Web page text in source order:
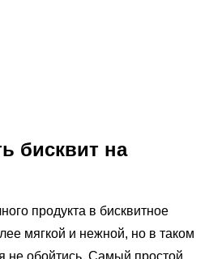
бисквит на
продукта в бисквитное
мягкой и нежной, но в таком
не обойтись. Самый простой